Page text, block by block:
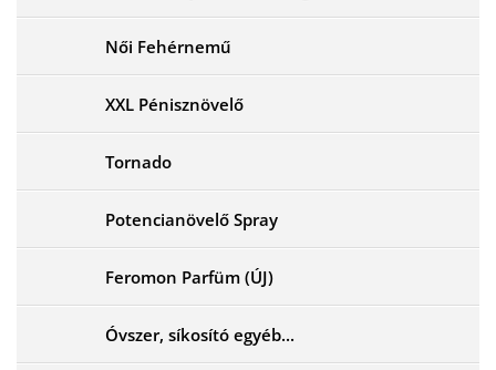
Női Fehérnemű
XXL Pénisznövelő
Tornado
Potencianövelő Spray
Feromon Parfüm (ÚJ)
Óvszer, síkosító egyéb...